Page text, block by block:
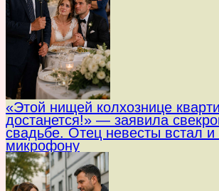
«Этой нищей колхознице
достанется!» — заявила
свадьбе. Отец невесты встал
микрофону